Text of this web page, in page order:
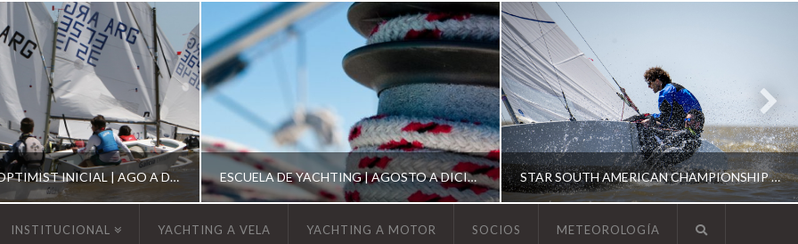
ESCUELA DE OPTIMIST INICIAL | AGO A DIC 2026 ESCUELA DE YACHTING | AGOSTO A DICIEMBRE 2026 STAR SOUTH AMERICAN CHAMPIONSHIP 2026
INSTITUCIONAL YACHTING A VELA YACHTING A MOTOR SOCIOS METEOROLOGÍA